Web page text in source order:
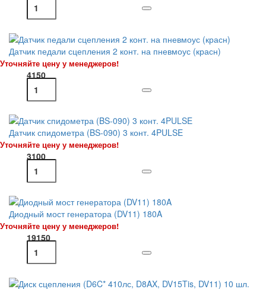
Датчик педали сцепления 2 конт. на пневмоус (красн)
Уточняйте цену у менеджеров!
4150
Датчик спидометра (BS-090) 3 конт. 4PULSE
Уточняйте цену у менеджеров!
3100
Диодный мост генератора (DV11) 180A
Уточняйте цену у менеджеров!
19150